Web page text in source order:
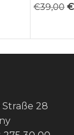
€39,00 €
Straße 28